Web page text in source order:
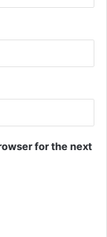
for the next